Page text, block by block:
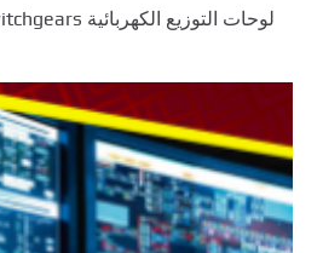
لوحات التوزيع الكهربائية Switchgears